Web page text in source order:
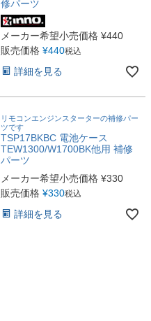
修パーツ
メーカー希望小売価格 ¥440
販売価格 ¥440税込
詳細を見る
リモコンエンジンスターターの補修パー
ツです
TSP17BKBC 電池ケース
TEW1300/W1700BK他用 補修
パーツ
メーカー希望小売価格 ¥330
販売価格 ¥330税込
詳細を見る